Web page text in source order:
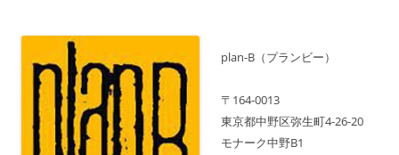
ン
録
月
先
の
plan-B（プランビー）
〒164-0013
東京都中野区弥生町4-26-20
モナーク中野B1